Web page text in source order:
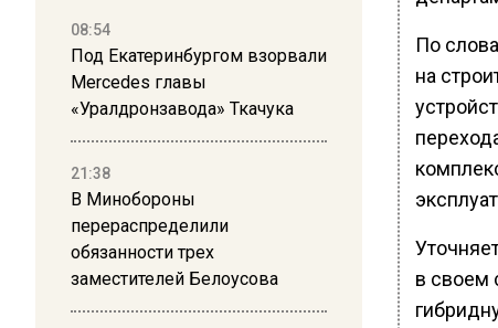
08:54
Под Екатеринбургом взорвали
Mercedes главы
«Уралдронзавода» Ткачука
21:38
В Минобороны
перераспределили
обязанности трех
заместителей Белоусова
По
на
в своем